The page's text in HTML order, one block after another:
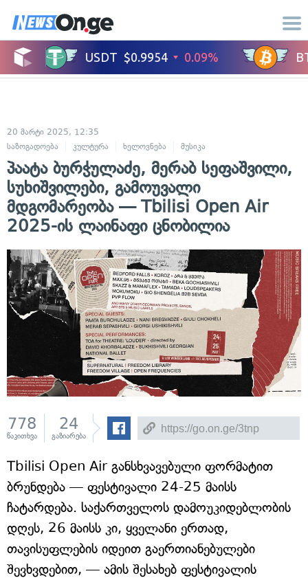
20 მარტი 2025, 12:35
საზოგადოება
კულტურა ხელოვნება მუსიკა
პაატა ბურჭულაძე, მერაბ სეფაშვილი,
სუხიშვილები, გამოუვალი
მდგომარეობა — Tbilisi Open Air
2025-ის ლაინაფი ცნობილია
778
წაკითხვა
24
გაზიარება
Tbilisi Open Air განსხვავებული ფორმატით
ბრუნდება — ფესტივალი 24-25 მაისს
ჩატარდება. საქართველოს დამოუკიდებლობის
დღეს, 26 მაისს კი, ყველანი ერთად,
თავისუფლების იდეით გაერთიანებულები
შევხვდებით, — ამის შესახებ ფესტივალის